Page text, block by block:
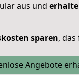
aus und
sparen,
Angebote